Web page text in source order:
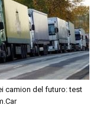
camion del futuro: test